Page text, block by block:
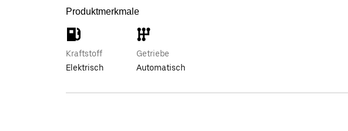
Produktmerkmale
Kraftstoff
Elektrisch
Getriebe
Automatisch